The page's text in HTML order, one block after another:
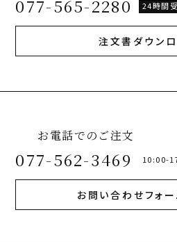
077-565-2280 24時間
注文書ダウン
お電話でのご注文
077-562-3469 10:00-
お問い合わせフォ